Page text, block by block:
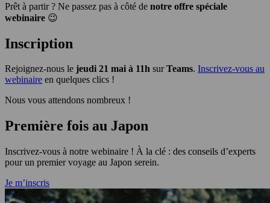
Prêt à partir ? Ne passez pas à côté de notre offre spéciale
webinaire 😉
Inscription
Rejoignez-nous le jeudi 21 mai à 11h surTeams. Inscrivez-vous au
webinaire en quelques clics !
Nous vous attendons nombreux !
Première fois au Japon
Inscrivez-vous à notre webinaire ! À la clé : des conseils d’experts
pour un premier voyage au Japon serein.
Je m’inscris